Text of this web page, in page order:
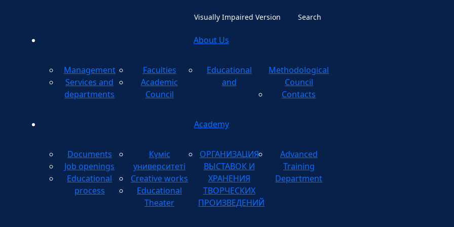
Visually Impaired Version Search
About Us
Management
Services and
departments
Faculties
Academic
Council
Educational
and
Methodological
Council
Contacts
Academy
Documents
Job openings
Educational
process
Күміс
университеті
Creative works
Educational
Theater
ОРГАНИЗАЦИЯ
ВЫСТАВОК И
ХРАНЕНИЯ
ТВОРЧЕСКИХ
ПРОИЗВЕДЕНИЙ
Advanced
Training
Department